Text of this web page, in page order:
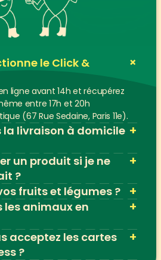
le Click &
+
ligne avant 14h et récupérez
entre 17h et 20h
(67 Rue Sedaine, Paris 11e).
la livraison à domicile +
un produit si je ne
?
+
fruits et légumes ? +
animaux en
+
acceptez les cartes
?
+